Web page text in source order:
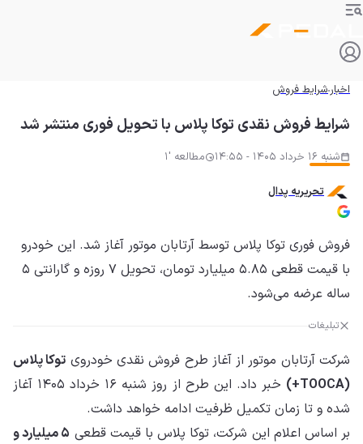
اخبارشرایط فروش
شرایط فروش نقدی توکا پلاس با تحویل فوری منتشر شد
شنبه 16 خرداد 1405 - 14:55 مطالعه '1
تحریریه پدال
فروش فوری توکا پلاس توسط آرتابان موتور آغاز شد. این خودرو
با قیمت قطعی ۵.۸۵ میلیارد تومان، تحویل ۷ روزه و گارانتی ۵
ساله عرضه می‌شود.
تبلیغات
شرکت آرتابان موتور از آغاز طرح فروش نقدی خودروی توکا پلاس
(TOOCA+)
خبر داد. این طرح از روز شنبه ۱۶ خرداد ۱۴۰۵ آغاز
شده و تا زمان تکمیل ظرفیت ادامه خواهد داشت.
بر اساس اعلام این شرکت، توکا پلاس با قیمت قطعی
۵ میلیارد و